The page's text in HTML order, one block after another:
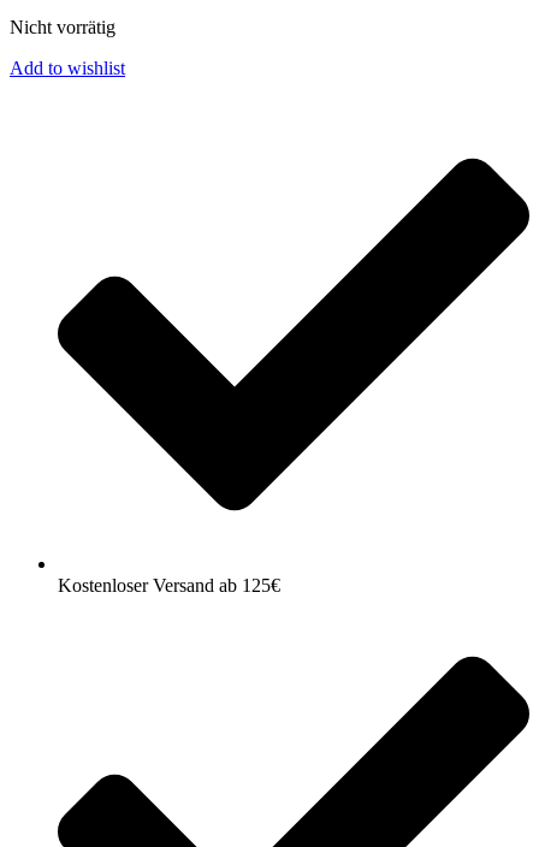
Nicht vorrätig
Add to wishlist
Kostenloser Versand ab 125€